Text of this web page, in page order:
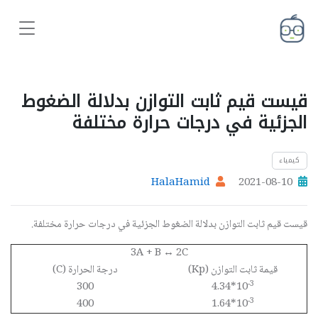
قيست قيم ثابت التوازن بدلالة الضغوط
الجزئية في درجات حرارة مختلفة
كيمياء
2021-08-10
HalaHamid
قيست قيم ثابت التوازن بدلالة الضغوط الجزئية في درجات حرارة مختلفة.
3A + B ↔ 2C
قيمة ثابت التوازن (Kp)
درجة الحرارة (C)
4.34*10-3
300
1.64*10-3
400